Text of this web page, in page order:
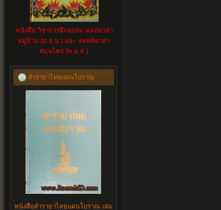
หนังสือ วิชาการฝึกอบรม หมออาสา
หมู่บ้าน (ม.อ.บ.) และ แพทย์อาสา
สมุนไพร (พ.อ.ส.)
ตำรายาไทยแผนโบราณ
หนังสือตำรายาไทยแผนโบราณ เล่ม